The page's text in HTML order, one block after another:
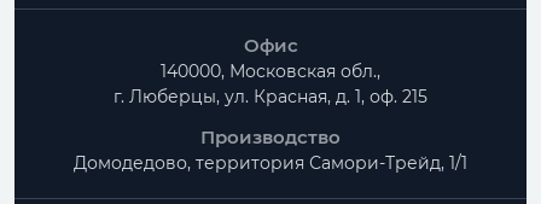
Офис
140000, Московская обл.,
г. Люберцы, ул. Красная, д. 1, оф. 215
Производство
Домодедово, территория Самори-Трейд, 1/1